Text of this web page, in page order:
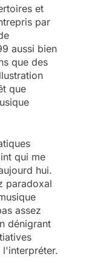
et
par
aussi bien
que des
que
qui me
hui.
paradoxal
assez
dénigrant
l'interpréter.